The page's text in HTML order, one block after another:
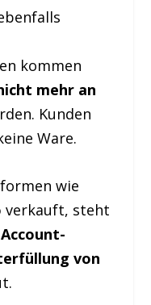
kommen
mehr an
Kunden
Ware.
wie
verkauft, steht
Account-
von